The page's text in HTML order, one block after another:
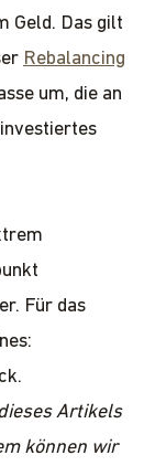
Geld. Das gilt
Rebalancing
um, die an
Für das
Artikels
können wir